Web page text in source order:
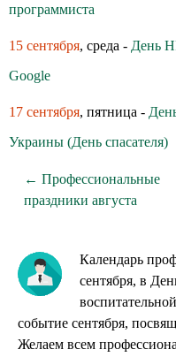
программиста
15 сентября, среда - День
Google
17 сентября, пятница -
Украины (День спасателя)
← Профессиональные
праздники августа
Календарь
сентября, в
событие сентября,
Желаем всем